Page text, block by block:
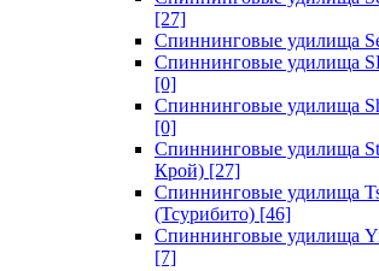
[27]
Спиннинговые удилища
Спиннинговые удилища
[0]
Спиннинговые удилища
[0]
Спиннинговые удилища
Крой) [27]
Спиннинговые удилища
(Тсурибито) [46]
Спиннинговые удилища
[7]